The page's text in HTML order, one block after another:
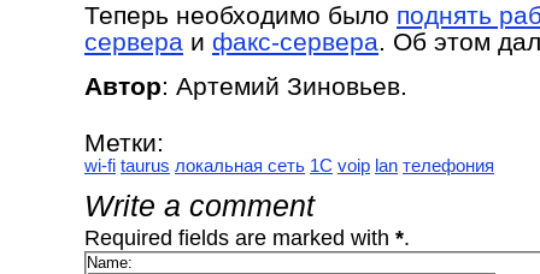
Теперь необходимо было поднять
сервера и факс-сервера. Об этом
Автор: Артемий Зиновьев.
Метки:
wi-fi taurus локальная сеть 1С voip lan телефония
Write a comment
Required fields are marked with *.
Name: